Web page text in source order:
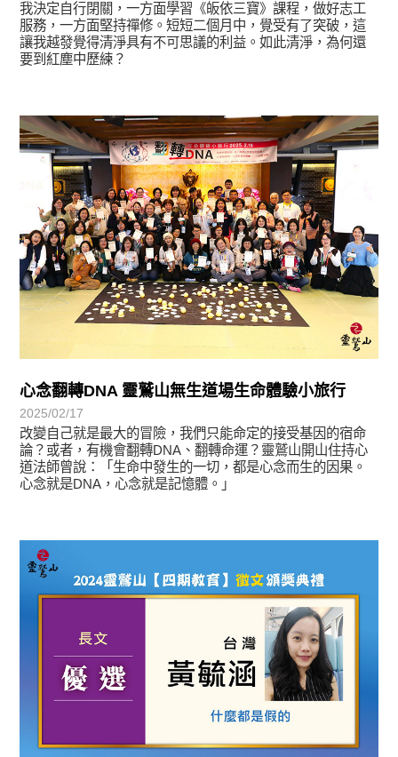
我決定自行閉關，一方面學習《皈依三寶》課程，做好志工
服務，一方面堅持禪修。短短二個月中，覺受有了突破，這
讓我越發覺得清淨具有不可思議的利益。如此清淨，為何還
要到紅塵中歷練？
心念翻轉DNA 靈鷲山無生道場生命體驗小旅行
2025/02/17
改變自己就是最大的冒險，我們只能命定的接受基因的宿命
論？或者，有機會翻轉DNA、翻轉命運？靈鷲山開山住持心
道法師曾說：「生命中發生的一切，都是心念而生的因果。
心念就是DNA，心念就是記憶體。」
學習分享